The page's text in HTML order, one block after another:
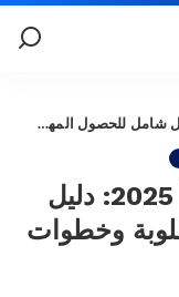
تأشيرة العمل في رومانيا 2025: دليل
وخطوات